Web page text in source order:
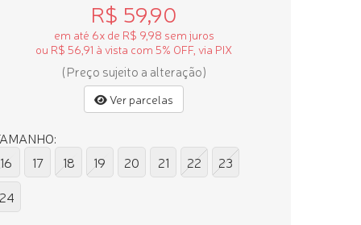
R$ 59,90
em até 6x de R$ 9,98 sem juros
ou R$ 56,91 à vista com 5% OFF, via PIX
(Preço sujeito a alteração)
Ver parcelas
16
17 18 19 20 21 22
23
24